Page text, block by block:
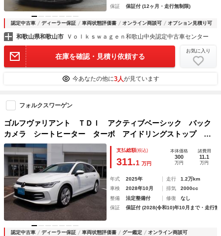
保証
保証付 (12ヶ月・走行無制限)
認定中古車 ディーラー保証 車両状態評価書 オンライン商談可 オプション見積り可
和歌山県和歌山市 Ｖｏｌｋｓｗａｇｅｎ和歌山中央認定中古車センター
在庫を確認・見積り依頼する
お気に入り
今あなたの他に3人が見ています
フォルクスワーゲン
ゴルフヴァリアント ＴＤＩ アクティブベーシック バック
カメラ シートヒーター ターボ アイドリングストップ Ｕ
ＳＢ入力端子 オートライト ＥＴＣ２．０ 衝突防止システ
ム ＬＥＤヘッドランプ レーンアシスト Ｂｌｕｅｔｏｏｔ
ｈ接続 キーレスエントリー
支払総額(税込)
311.1 万円
本体価格
300
万円
諸費用
11.1
万円
年式 2025年 走行
1.2万km
車検
2028年10月 排気
2000cc
整備
法定整備付 修復
なし
保証
保証付 (2028(令和10)年10月まで・走行無
認定中古車 ディーラー保証 車両状態評価書 グー鑑定 オンライン商談可